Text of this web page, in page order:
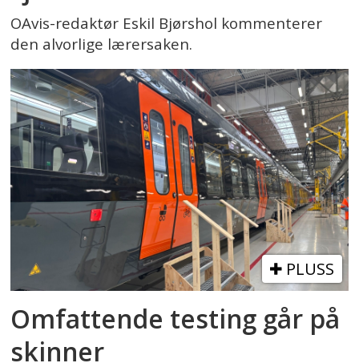
OAvis-redaktør Eskil Bjørshol kommenterer
den alvorlige lærersaken.
PLUSS
Omfattende testing går på
skinner